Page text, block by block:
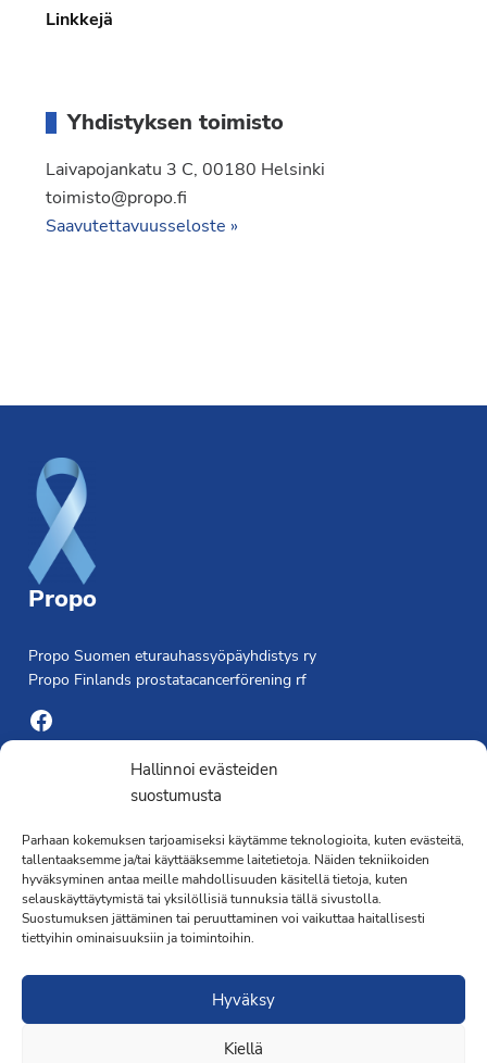
Hallinnoi evästeiden
suostumusta
Parhaan kokemuksen tarjoamiseksi käytämme teknologioita, kuten evästeitä,
tallentaaksemme ja/tai käyttääksemme laitetietoja. Näiden tekniikoiden
hyväksyminen antaa meille mahdollisuuden käsitellä tietoja, kuten
selauskäyttäytymistä tai yksilöllisiä tunnuksia tällä sivustolla.
Suostumuksen jättäminen tai peruuttaminen voi vaikuttaa haitallisesti
tiettyihin ominaisuuksiin ja toimintoihin.
Hyväksy
Kiellä
Linkkejä
Yhdistyksen toimisto
Laivapojankatu 3 C, 00180 Helsinki
toimisto@propo.fi
Saavutettavuusseloste »
Propo
Propo Suomen eturauhassyöpäyhdistys ry
Propo Finlands prostatacancerförening rf
Facebook
Yhdistyksen toimisto
Laivapojankatu 3 C, 00180 Helsinki
toimisto@propo.fi
Saavutettavuusseloste »
Toiminnanjohtaja